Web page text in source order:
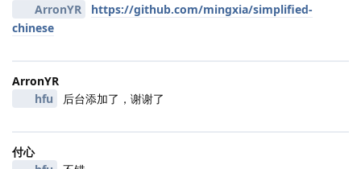
ArronYR
https://github.com/mingxia/simplified-
chinese
ArronYR
hfu
后台添加了，谢谢了
付心